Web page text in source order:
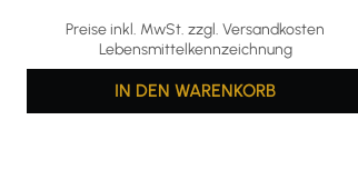
Preise inkl. MwSt. zzgl. Versandkosten
Lebensmittelkennzeichnung
IN DEN WARENKORB